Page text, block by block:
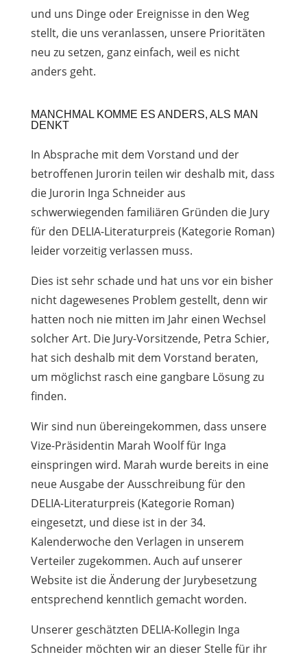
und uns Dinge oder Ereignisse in den Weg
stellt, die uns veranlassen, unsere Prioritäten
neu zu setzen, ganz einfach, weil es nicht
anders geht.
MANCHMAL KOMME ES ANDERS, ALS MAN
DENKT
In Absprache mit dem Vorstand und der
betroffenen Jurorin teilen wir deshalb mit, dass
die Jurorin Inga Schneider aus
schwerwiegenden familiären Gründen die Jury
für den DELIA-Literaturpreis (Kategorie Roman)
leider vorzeitig verlassen muss.
Dies ist sehr schade und hat uns vor ein bisher
nicht dagewesenes Problem gestellt, denn wir
hatten noch nie mitten im Jahr einen Wechsel
solcher Art. Die Jury-Vorsitzende, Petra Schier,
hat sich deshalb mit dem Vorstand beraten,
um möglichst rasch eine gangbare Lösung zu
finden.
Wir sind nun übereingekommen, dass unsere
Vize-Präsidentin Marah Woolf für Inga
einspringen wird. Marah wurde bereits in eine
neue Ausgabe der Ausschreibung für den
DELIA-Literaturpreis (Kategorie Roman)
eingesetzt, und diese ist in der 34.
Kalenderwoche den Verlagen in unserem
Verteiler zugekommen. Auch auf unserer
Website ist die Änderung der Jurybesetzung
entsprechend kenntlich gemacht worden.
Unserer geschätzten DELIA-Kollegin Inga
Schneider möchten wir an dieser Stelle für ihr